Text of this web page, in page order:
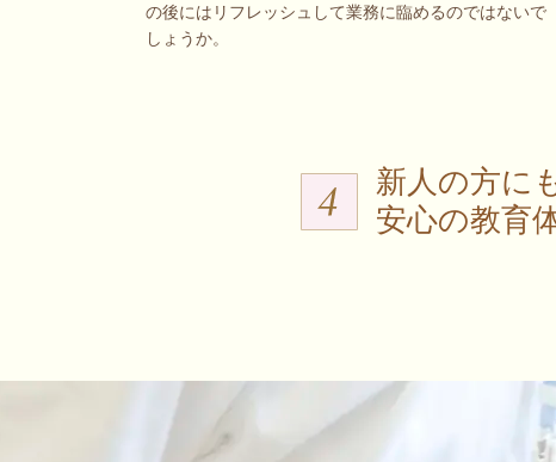
の後にはリフレッシュして業務に臨めるのではないで
しょうか。
新人の方に
安心の教育